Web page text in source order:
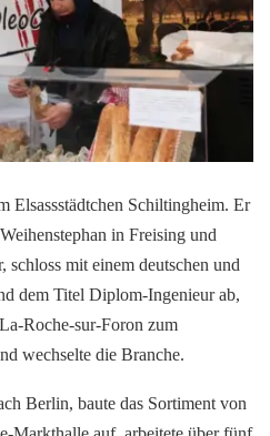
Elsassstädtchen Schiltingheim. Er
in Freising und
schloss mit einem deutschen und
dem Titel Diplom-Ingenieur ab,
Roche-sur-Foron zum
wechselte die Branche.
Berlin, baute das Sortiment von